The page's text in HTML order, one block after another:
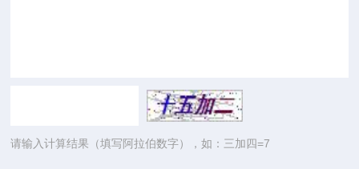
请输入计算结果（填写阿拉伯数字），如：三加四=7